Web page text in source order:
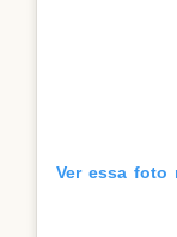
Ver essa foto